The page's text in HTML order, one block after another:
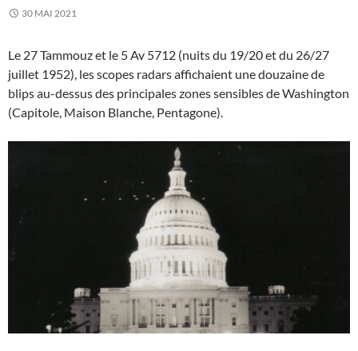
30 MAI 2021
Le 27 Tammouz et le 5 Av 5712 (nuits du 19/20 et du 26/27
juillet 1952), les scopes radars affichaient une douzaine de
blips au-dessus des principales zones sensibles de Washington
(Capitole, Maison Blanche, Pentagone).